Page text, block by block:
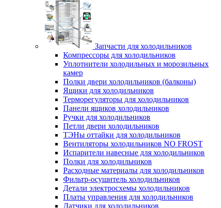
Запчасти для холодильников
Компрессоры для холодильников
Уплотнители холодильных и морозильных
камер
Полки двери холодильников (балконы)
Ящики для холодильников
Терморегуляторы для холодильников
Панели ящиков холодильников
Ручки для холодильников
Петли двери холодильников
ТЭНы оттайки для холодильников
Вентиляторы холодильников NO FROST
Испарители навесные для холодильников
Полки для холодильников
Расходные материалы для холодильников
Фильтр-осушитель холодильников
Детали электросхемы холодильников
Платы управления для холодильников
Датчики для холодильников